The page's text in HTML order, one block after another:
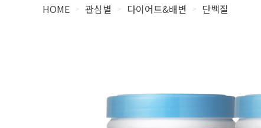
HOME > 관심별 > 다이어트&배변 > 단백질